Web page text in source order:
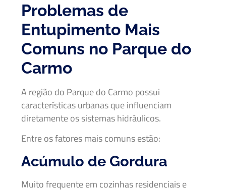
Problemas de
Entupimento Mais
Comuns no Parque do
Carmo
A região do Parque do Carmo possui
características urbanas que influenciam
diretamente os sistemas hidráulicos.
Entre os fatores mais comuns estão:
Acúmulo de Gordura
Muito frequente em cozinhas residenciais e